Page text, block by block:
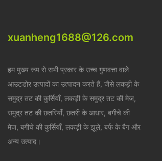
xuanheng1688@126.com
हम मुख्य रूप से सभी प्रकार के उच्च गुणवत्ता वाले
आउटडोर उत्पादों का उत्पादन करते हैं, जैसे लकड़ी के
समुद्र तट की कुर्सियाँ, लकड़ी के समुद्र तट की मेज,
समुद्र तट की छतरियाँ, छतरी के आधार, बगीचे की
मेज, बगीचे की कुर्सियाँ, लकड़ी के झूले, बर्फ के बैग और
अन्य उत्पाद।